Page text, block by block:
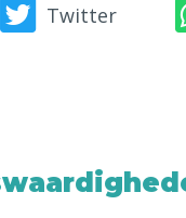
Twitter